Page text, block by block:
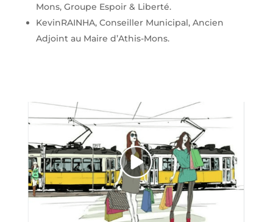
Mons, Groupe Espoir & Liberté.
KevinRAINHA, Conseiller Municipal, Ancien
Adjoint au Maire d’Athis-Mons.